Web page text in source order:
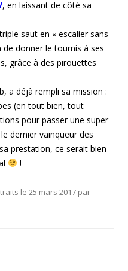
, en laissant de côté sa
saut en « escalier sans
donner le tournis à ses
grâce à des pirouettes
a déjà rempli sa mission :
(en tout bien, tout
pour passer une super
dernier vainqueur des
prestation, ce serait bien
!
le 25 mars 2017 par